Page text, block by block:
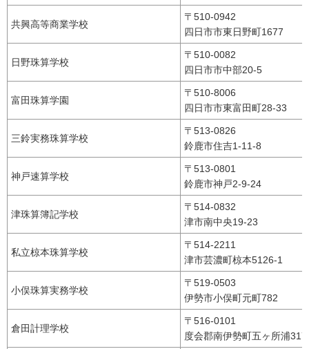
共興高等商業学校
〒510-0942
四日市市東日野町1677
日野珠算学校
〒510-0082
四日市市中部20-5
富田珠算学園
〒510-8006
四日市市東富田町28-33
三鈴実務珠算学校
〒513-0826
鈴鹿市住吉1-11-8
神戸速算学校
〒513-0801
鈴鹿市神戸2-9-24
津珠算簿記学校
〒514-0832
津市南中央19-23
私立椋本珠算学校
〒514-2211
津市芸濃町椋本5126-1
小俣珠算実務学校
〒519-0503
伊勢市小俣町元町782
倉田計理学校
〒516-0101
度会郡南伊勢町五ヶ所浦